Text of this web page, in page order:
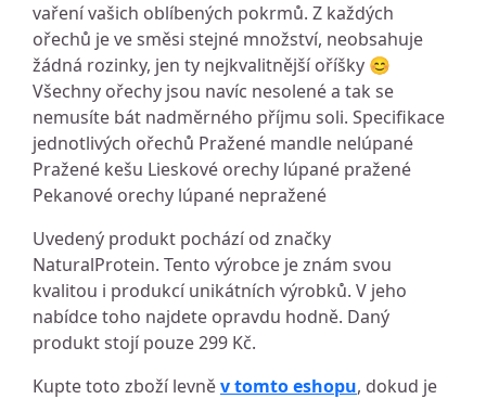
vaření vašich oblíbených pokrmů. Z každých
ořechů je ve směsi stejné množství, neobsahuje
žádná rozinky, jen ty nejkvalitnější oříšky 😊
Všechny ořechy jsou navíc nesolené a tak se
nemusíte bát nadměrného příjmu soli. Specifikace
jednotlivých ořechů Pražené mandle nelúpané
Pražené kešu Lieskové orechy lúpané pražené
Pekanové orechy lúpané nepražené
Uvedený produkt pochází od značky
NaturalProtein. Tento výrobce je znám svou
kvalitou i produkcí unikátních výrobků. V jeho
nabídce toho najdete opravdu hodně. Daný
produkt stojí pouze 299 Kč.
Kupte toto zboží levněv tomto eshopu, dokud je